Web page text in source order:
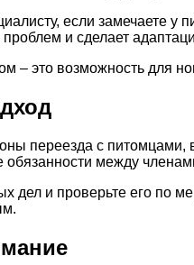
если замечаете
и сделает
– это возможность для
переезда с питомцами,
обязанности между
дел и проверьте его по